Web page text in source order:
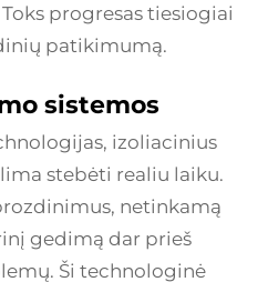
progresas tiesiogiai
patikimumą.
sistemos
izoliacinius
stebėti realiu laiku.
netinkamą
gedimą dar prieš
Ši technologinė